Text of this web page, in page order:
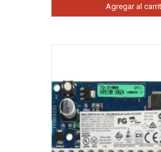
Agregar al